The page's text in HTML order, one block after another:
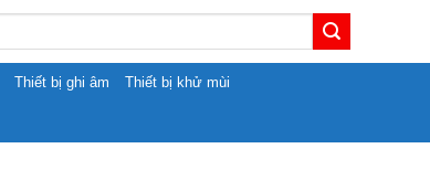
Thiết bị ghi âm Thiết bị khử mùi